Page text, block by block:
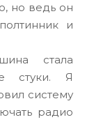
но ведь он
и
стала
стуки. Я
систему
радио